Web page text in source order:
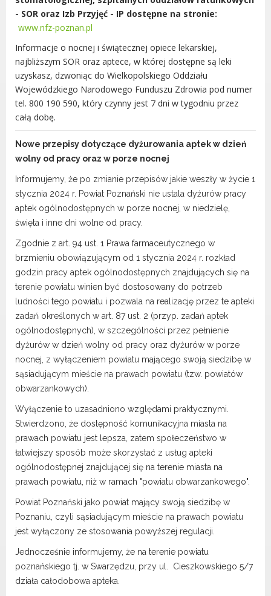
Urząd statystyczny w Poznaniu
Instytut Rozwoju Wsi i Rolnictwa
Polskiej Akademii Nauk
Instytut Skrzynki
Wielkopolski Park Narodowy
Muzeum Narodowe Rolnictwa i
Przemysłu Rolno-Spożywczego w
Wody Polskie
KONTAKT
Dane adresowe, wydziały i sprawy
- SOR oraz Izb Przyjęć - IP dostępne na stronie:
www.nfz-poznan.pl
Informacje o nocnej i świątecznej opiece lekarskiej,
najbliższym SOR oraz aptece, w której dostępne są leki
uzyskasz, dzwoniąc do Wielkopolskiego Oddziału
Wojewódzkiego Narodowego Funduszu Zdrowia pod numer
tel. 800 190 590, który czynny jest 7 dni w tygodniu przez
całą dobę.
Nowe przepisy dotyczące dyżurowania aptek w dzień
wolny od pracy oraz w porze nocnej
Informujemy, że po zmianie przepisów jakie weszły w życie 1
stycznia 2024 r. Powiat Poznański nie ustala dyżurów pracy
aptek ogólnodostępnych w porze nocnej, w niedzielę,
święta i inne dni wolne od pracy.
Zgodnie z art. 94 ust. 1 Prawa farmaceutycznego w
brzmieniu obowiązującym od 1 stycznia 2024 r. rozkład
godzin pracy aptek ogólnodostępnych znajdujących się na
terenie powiatu winien być dostosowany do potrzeb
ludności tego powiatu i pozwala na realizację przez te apteki
zadań określonych w art. 87 ust. 2 (przyp. zadań aptek
ogólnodostępnych), w szczególności przez pełnienie
dyżurów w dzień wolny od pracy oraz dyżurów w porze
nocnej, z wyłączeniem powiatu mającego swoją siedzibę w
sąsiadującym mieście na prawach powiatu (tzw. powiatów
obwarzankowych).
Wyłączenie to uzasadniono względami praktycznymi.
Stwierdzono, że dostępność komunikacyjna miasta na
prawach powiatu jest lepsza, zatem społeczeństwo w
łatwiejszy sposób może skorzystać z usług apteki
ogólnodostępnej znajdującej się na terenie miasta na
prawach powiatu, niż w ramach "powiatu obwarzankowego".
Powiat Poznański jako powiat mający swoją siedzibę w
Poznaniu, czyli sąsiadującym mieście na prawach powiatu
jest wyłączony ze stosowania powyższej regulacji.
Jednocześnie informujemy, że na terenie powiatu
poznańskiego tj. w Swarzędzu, przy ul. Cieszkowskiego 5/7
działa całodobowa apteka.